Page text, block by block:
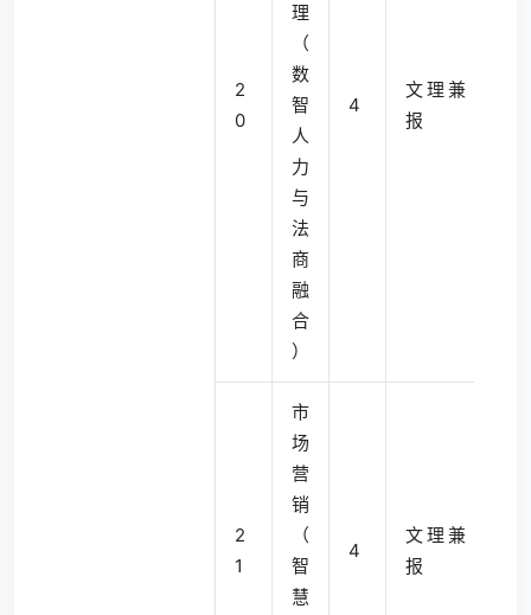
2
0
理
（
数
智
人
力
与
法
商
融
合
）
4
文理兼
报
2
1
市
场
营
销
（
智
慧
4
文理兼
报